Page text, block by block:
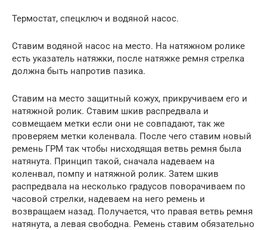
Термостат, спецключ и водяной насос.
Ставим водяной насос на место. На натяжном ролике
есть указатель натяжки, после натяжке ремня стрелка
должна быть напротив пазика.
Ставим на место защитный кожух, прикручиваем его и
натяжной ролик. Ставим шкив распредвала и
совмещаем метки если они не совпадают, так же
проверяем метки коленвала. После чего ставим новый
ремень ГРМ так чтобы нисходящая ветвь ремня была
натянута. Принцип такой, сначала надеваем на
коленвал, помпу и натяжной ролик. Затем шкив
распредвала на несколько градусов поворачиваем по
часовой стрелки, надеваем на него ремень и
возвращаем назад. Получается, что правая ветвь ремня
натянута, а левая свободна. Ремень ставим обязательно